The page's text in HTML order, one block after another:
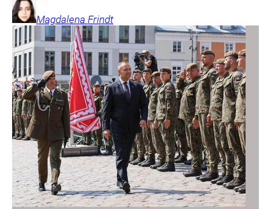
Magdalena Frindt